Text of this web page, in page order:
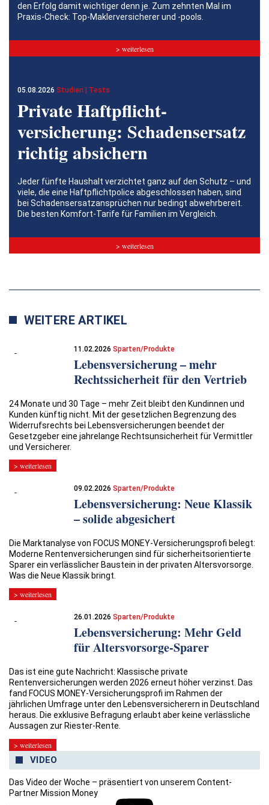
den Erfolg damit wichtiger denn je. Zum zehnten Mal im
Praxis-Check: Top-Maklerversicherer und -pools.
> weiterlesen
05.08.2026 Studien | Tests
Private Haftpflicht­
versicherung: Schadensersatz
richtig absichern
Jeder fünfte Haushalt verzichtet ganz auf den Schutz – und
viele, die eine Haftpflichtpolice abgeschlossen haben, sind
bei Schadensersatzansprüchen nur bedingt abwehrbereit.
Die besten Komfort-Tarife für Familien im Vergleich.
> weiterlesen
WEITERE ARTIKEL
11.02.2026Sparten/Produkte
Lebensversicherung – mehr
Rechtssicherheit für den Vertrieb
24 Monate und 30 Tage – mehr Zeit bleibt den Kundinnen und
Kunden künftig nicht. Mit der gesetzlichen Begrenzung des
Widerrufsrechts bei Lebensversicherungen beendet der
Gesetzgeber eine jahrelange Rechtsunsicherheit für Vermittler
und Versicherer.
> weiterlesen
09.02.2026Sparten/Produkte
Lebensversicherung: Neue Klassik
– solide abgesichert
Die Marktanalyse von FOCUS MONEY-Versicherungsprofi belegt:
Moderne Rentenversicherungen sind für sicherheitsorientierte
Sparer ein verlässlicher Baustein in der privaten Altersvorsorge.
Was die Neue Klassik bringt.
> weiterlesen
26.01.2026Sparten/Produkte
Lebensversicherung: Mehr Geld
für Altersvorsorge-Sparer
Das ist eine gute Nachricht: Klassische private
Rentenversicherungen werden 2026 erneut höher verzinst. Das
fand FOCUS MONEY-Versicherungsprofi im Rahmen der
jährlichen Umfrage unter den Lebensversicherern in Deutschland
heraus. Die exklusive Befragung erlaubt aber keine verlässliche
Aussagen zur Riester-Rente.
> weiterlesen
VIDEO
Das Video der Woche – präsentiert von unserem Content-
Partner Mission Money